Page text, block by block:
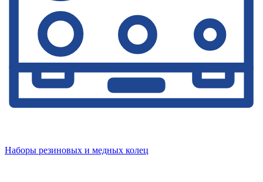
Наборы резиновых и медных колец